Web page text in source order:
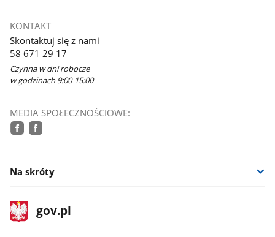
nowym
KONTAKT
Skontaktuj się z nami
58 671 29 17
Czynna w dni robocze
w godzinach 9:00-15:00
MEDIA SPOŁECZNOŚCIOWE:
Na skróty
stopka
gov.plStrona
gov.pl